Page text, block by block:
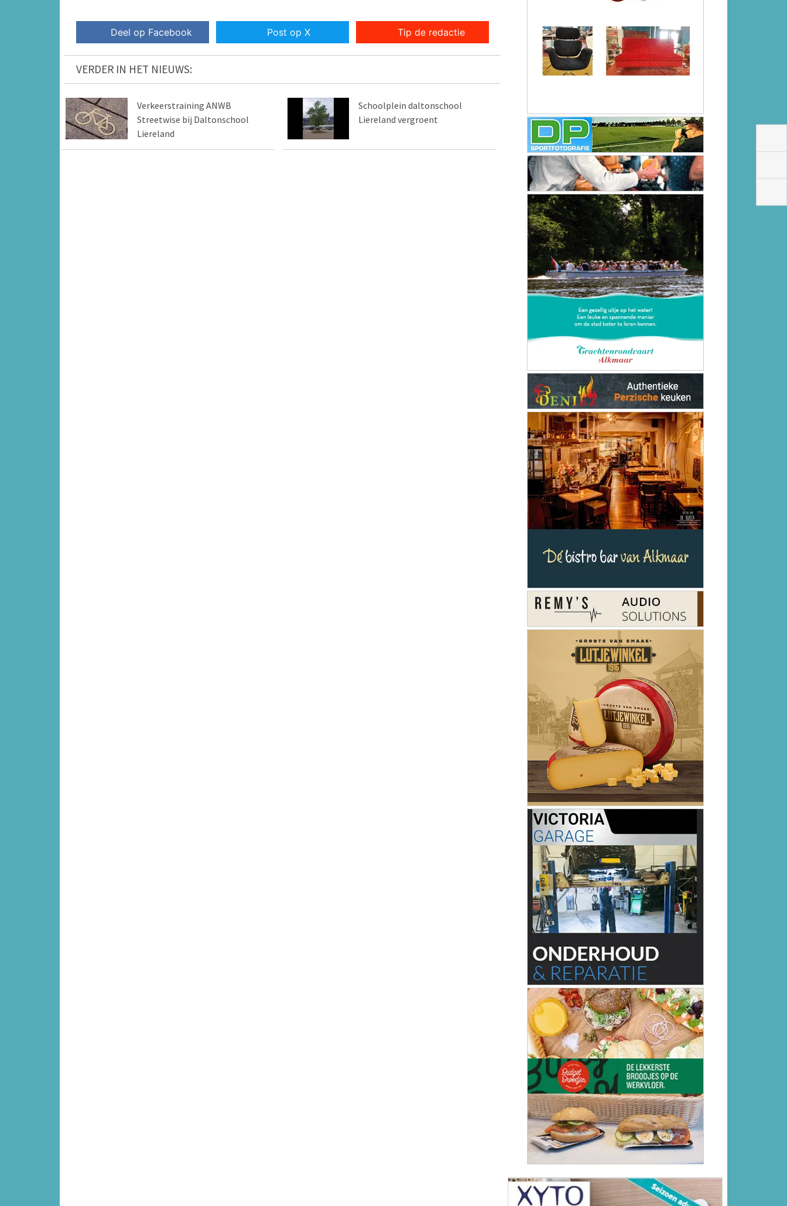
Deel op Facebook Post op X Tip de redactie
VERDER IN HET NIEUWS:
Verkeerstraining ANWB
Streetwise bij Daltonschool
Liereland
Schoolplein daltonschool
Liereland vergroent